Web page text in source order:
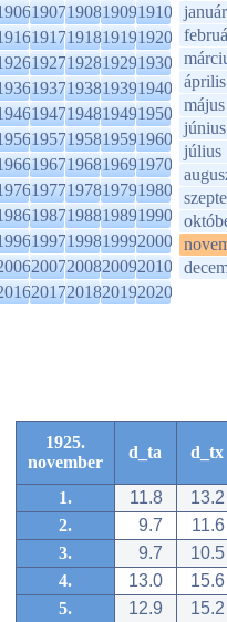
1907190819091910
1917191819191920
1927192819291930
1937193819391940
1947194819491950
1957195819591960
1967196819691970
1977197819791980
1987198819891990
1997199819992000
2007200820092010
2017201820192020
január
április
május
június
július
1925.
november
d_ta d_tx
1. 11.8
13.2
2.
9.7
11.6
3.
9.7
10.5
4.
13.0
15.6
5.
12.9
15.2